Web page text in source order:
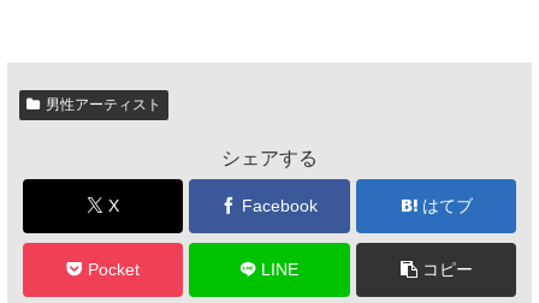
男性アーティスト
シェアする
X Facebook はてブ
Pocket LINE コピー